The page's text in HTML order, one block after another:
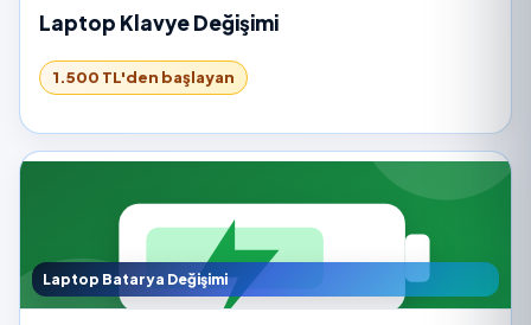
Laptop Klavye Değişimi
1.500 TL'den başlayan
Laptop Batarya Değişimi